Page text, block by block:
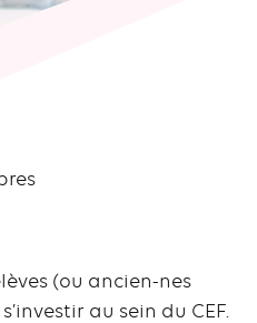
(ou ancien-nes
au sein du CEF.